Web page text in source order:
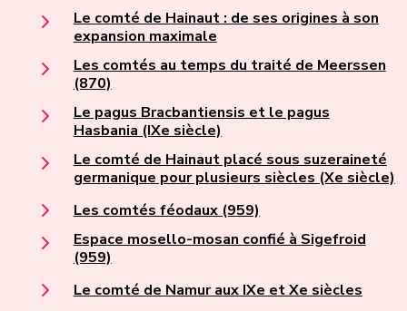
Le comté de Hainaut : de ses origines à son
expansion maximale
Les comtés au temps du traité de Meerssen
(870)
Le pagus Bracbantiensis et le pagus
Hasbania (IXe siècle)
Le comté de Hainaut placé sous suzeraineté
germanique pour plusieurs siècles (Xe siècle)
Les comtés féodaux (959)
Espace mosello-mosan confié à Sigefroid
(959)
Le comté de Namur aux IXe et Xe siècles